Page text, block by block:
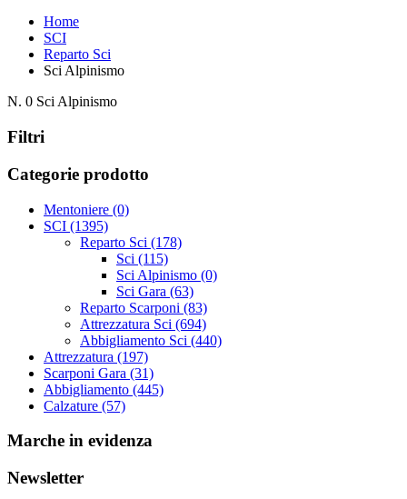
Home
SCI
Reparto Sci
Sci Alpinismo
N. 0 Sci Alpinismo
Filtri
Categorie prodotto
Mentoniere (0)
SCI (1395)
Reparto Sci (178)
Sci (115)
Sci Alpinismo (0)
Sci Gara (63)
Reparto Scarponi (83)
Attrezzatura Sci (694)
Abbigliamento Sci (440)
Attrezzatura (197)
Scarponi Gara (31)
Abbigliamento (445)
Calzature (57)
Marche in evidenza
Newsletter